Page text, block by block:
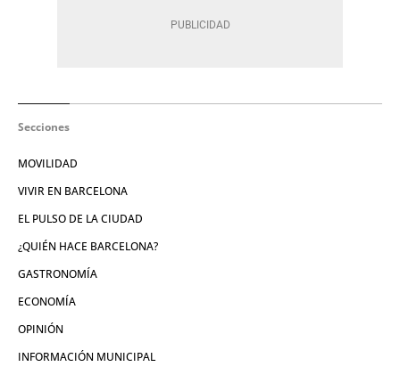
Secciones
MOVILIDAD
VIVIR EN BARCELONA
EL PULSO DE LA CIUDAD
¿QUIÉN HACE BARCELONA?
GASTRONOMÍA
ECONOMÍA
OPINIÓN
INFORMACIÓN MUNICIPAL